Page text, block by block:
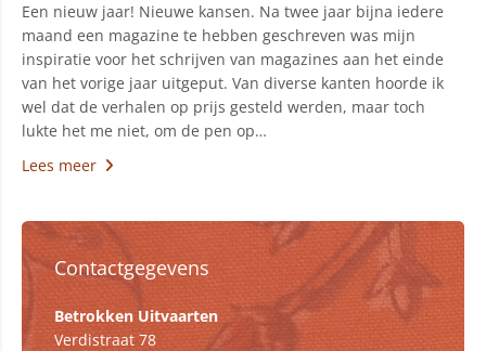
Een nieuw jaar! Nieuwe kansen. Na twee jaar bijna iedere
maand een magazine te hebben geschreven was mijn
inspiratie voor het schrijven van magazines aan het einde
van het vorige jaar uitgeput. Van diverse kanten hoorde ik
wel dat de verhalen op prijs gesteld werden, maar toch
lukte het me niet, om de pen op…
Lees meer
Contactgegevens
Betrokken Uitvaarten
Verdistraat 78